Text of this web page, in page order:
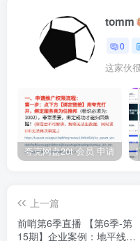
tomm
0
这家伙
夸克网盘20t 会员 申请
上一篇
前哨第6季直播 【第6季-第
15期】企业案例：地平线机